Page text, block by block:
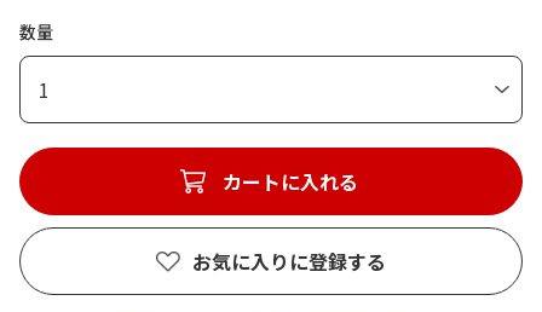
数量
1
カートに入れる
お気に入りに登録する